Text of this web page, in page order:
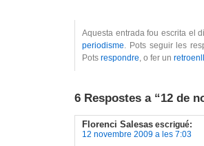
Aquesta entrada fou escrita el
periodisme . Pots seguir les
Pots respondre , o fer un
6 Respostes a “12 de
Florenci Salesas escrigué:
12 novembre 2009 a les 7:03